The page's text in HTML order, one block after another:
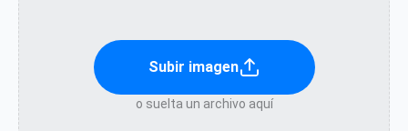
Subir imagen
o suelta un archivo aquí